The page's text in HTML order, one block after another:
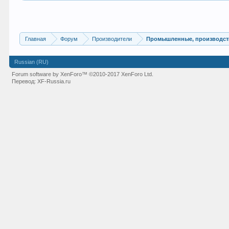
Главная Форум Производители Промышленные,
Russian (RU)
Forum software by XenForo™©2010-2017 XenForo Ltd.
Перевод:XF-Russia.ru